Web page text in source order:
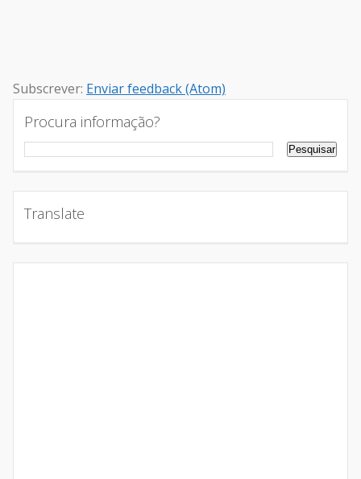
Subscrever: Enviar feedback (Atom)
Procura informação?
Translate